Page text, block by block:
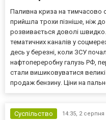
Паливна криза на тимчасово
прийшла трохи пізніше, ніж
розвивається доволі
тематичних каналів у
десь у березні, коли ЗСУ
нафтопереробну галузь РФ,
стали вишиковуватися
продаж бензину. Ціни на
Суспільство 14:35, 2 серпня